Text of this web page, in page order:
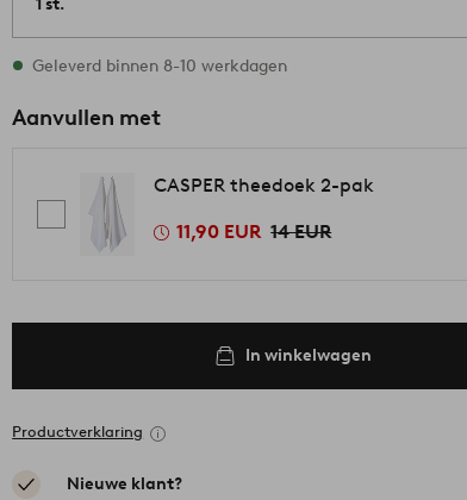
1 st.
Op voorraad
Geleverd binnen 8-10 werkdagen
Aanvullen met
CASPER theedoek 2-pak
11,90 EUR 14 EUR
In winkelwagen
Productverklaring
Nieuwe klant?